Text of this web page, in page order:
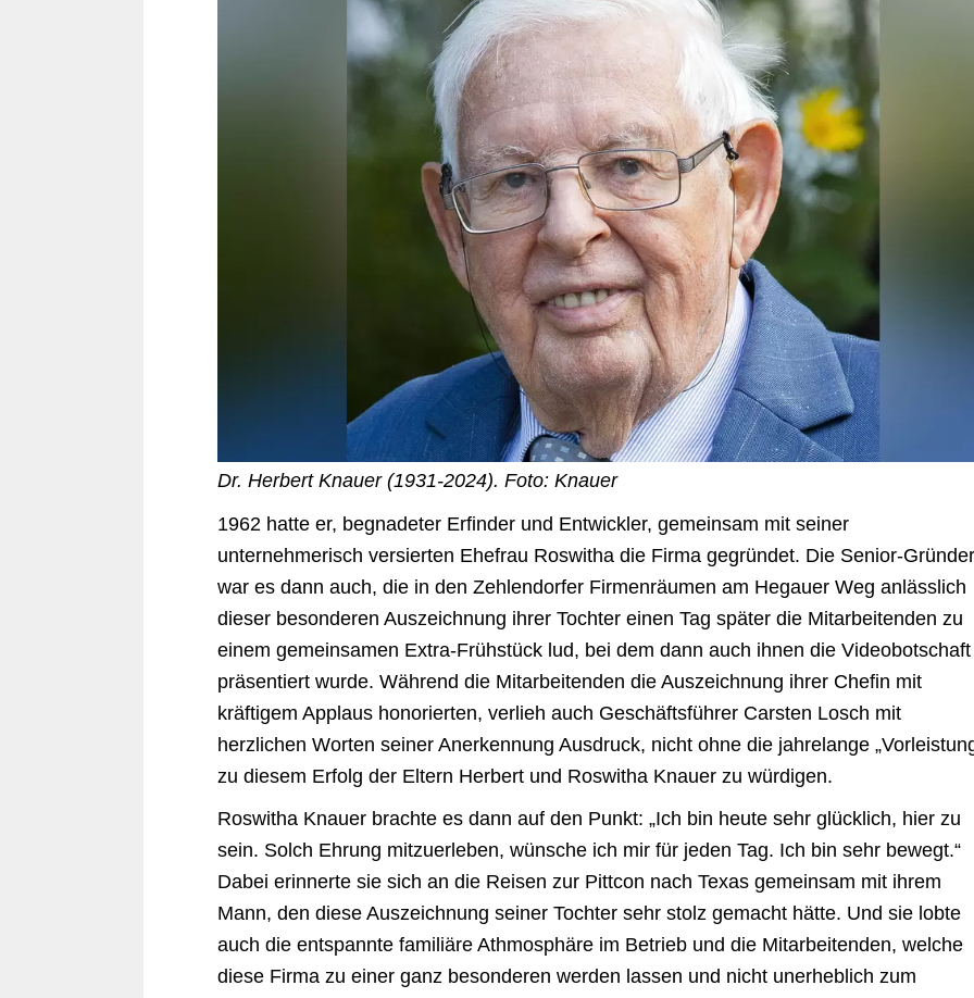
Dr. Herbert Knauer (1931-2024). Foto: Knauer
1962 hatte er, begnadeter Erfinder und Entwickler, gemeinsam mit seiner
unternehmerisch versierten Ehefrau Roswitha die Firma gegründet. Die Senior-
war es dann auch, die in den Zehlendorfer Firmenräumen am Hegauer Weg anlässlich
dieser besonderen Auszeichnung ihrer Tochter einen Tag später die Mitarbeitenden zu
einem gemeinsamen Extra-Frühstück lud, bei dem dann auch ihnen die Videobotschaft
präsentiert wurde. Während die Mitarbeitenden die Auszeichnung ihrer Chefin mit
kräftigem Applaus honorierten, verlieh auch Geschäftsführer Carsten Losch mit
herzlichen Worten seiner Anerkennung Ausdruck, nicht ohne die jahrelange
zu diesem Erfolg der Eltern Herbert und Roswitha Knauer zu würdigen.
Roswitha Knauer brachte es dann auf den Punkt: „Ich bin heute sehr glücklich, hier zu
sein. Solch Ehrung mitzuerleben, wünsche ich mir für jeden Tag. Ich bin sehr bewegt.“
Dabei erinnerte sie sich an die Reisen zur Pittcon nach Texas gemeinsam mit ihrem
Mann, den diese Auszeichnung seiner Tochter sehr stolz gemacht hätte. Und sie lobte
auch die entspannte familiäre Athmosphäre im Betrieb und die Mitarbeitenden, welche
diese Firma zu einer ganz besonderen werden lassen und nicht unerheblich zum